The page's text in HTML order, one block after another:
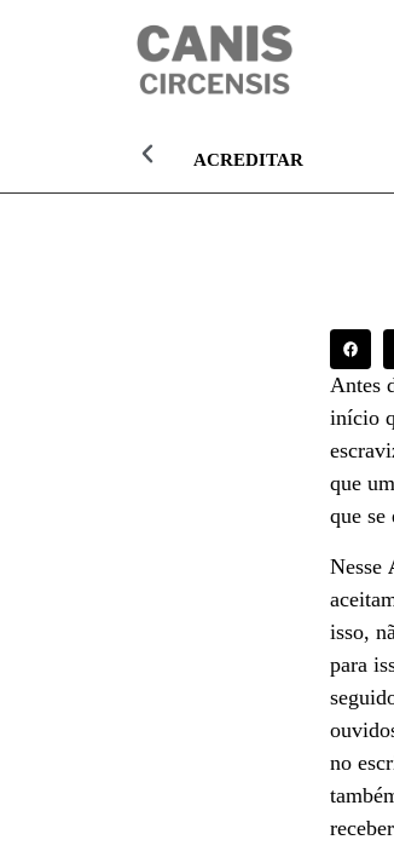
ACREDITAR
Antes
início
que
que se
Nesse
isso,
para
no